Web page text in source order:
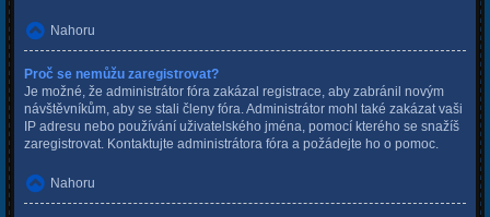
Nahoru
Proč se nemůžu zaregistrovat?
Je možné, že administrátor fóra zakázal registrace, aby zabránil novým
návštěvníkům, aby se stali členy fóra. Administrátor mohl také zakázat vaši
IP adresu nebo používání uživatelského jména, pomocí kterého se snažíš
zaregistrovat. Kontaktujte administrátora fóra a požádejte ho o pomoc.
Nahoru